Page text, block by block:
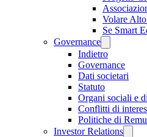
Volare
Se Smart
Governance
Indietro
Governance
Dati societari
Statuto
Organi sociali e
Conflitti di
Politiche di
Investor Relations